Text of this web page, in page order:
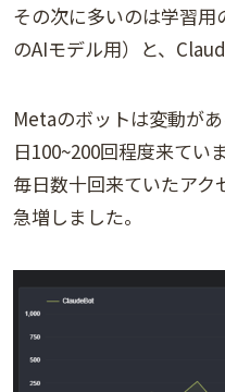
その次に多いのは学習
のAIモデル用）と、
Metaのボットは変動が
日100~200回程度来てい
毎日数十回来ていたアク
急増しました。